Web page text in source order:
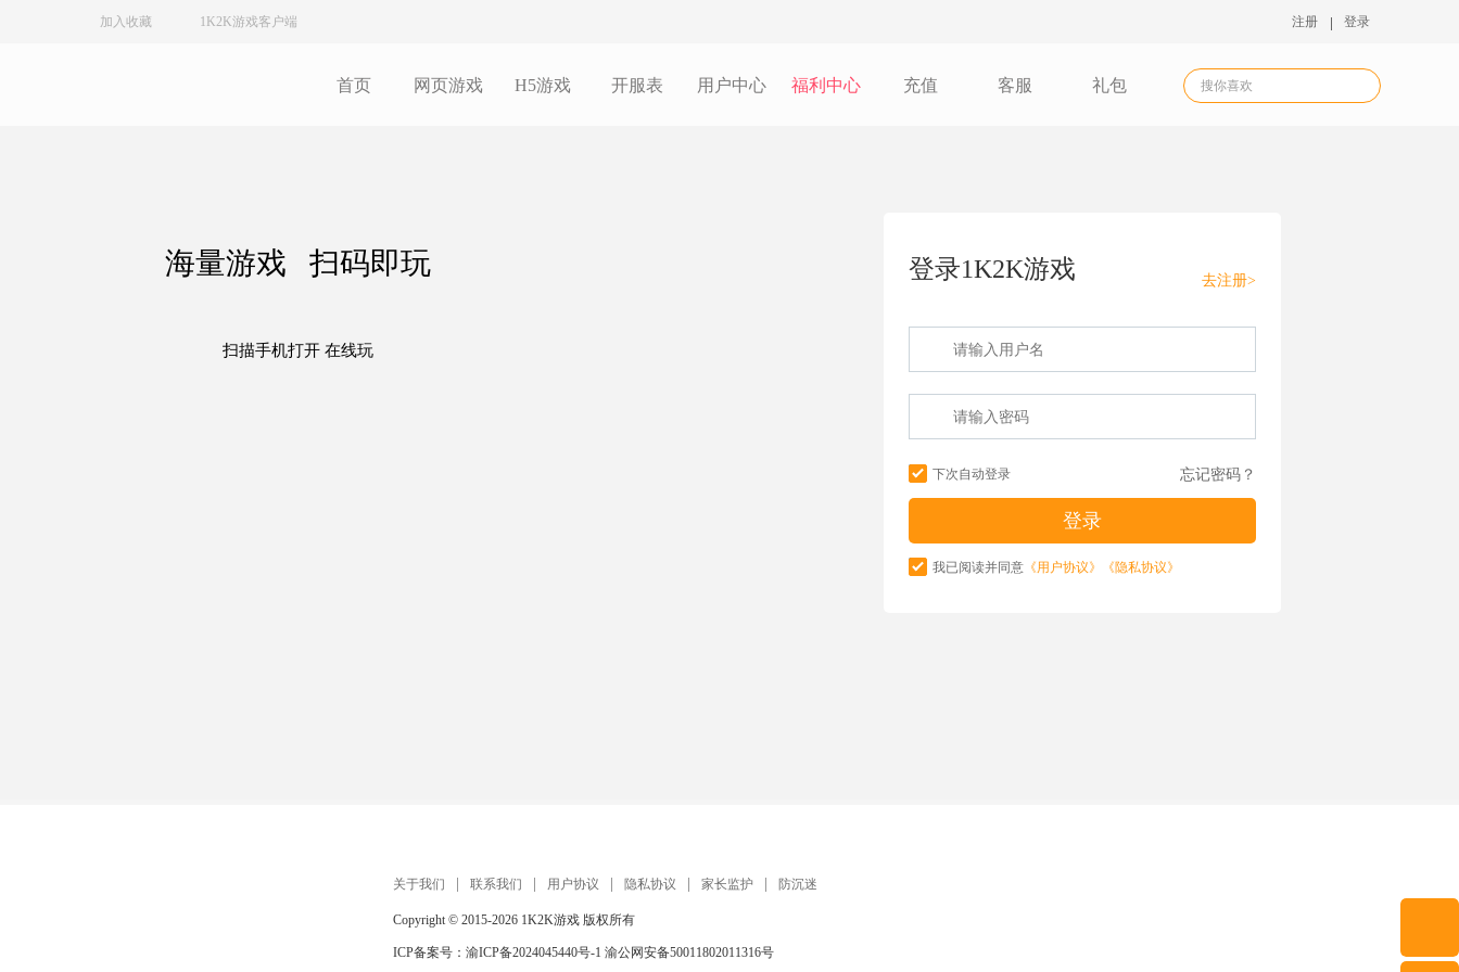
加入收藏 1K2K游戏客户端 注册 登录
首页 网页游戏 H5游戏 开服表 用户中心 福利中心 充值 客服 礼包
海量游戏 扫码即玩
扫描手机打开 在线玩
登录1K2K游戏 去注册>
下次自动登录 忘记密码？
我已阅读并同意 《用户协议》 《隐私协议》
关于我们 联系我们 用户协议 隐私协议 家长监护 防沉迷
Copyright © 2015-2026 1K2K游戏 版权所有
ICP备案号： 渝ICP备2024045440号-1 渝公网安备50011802011316号